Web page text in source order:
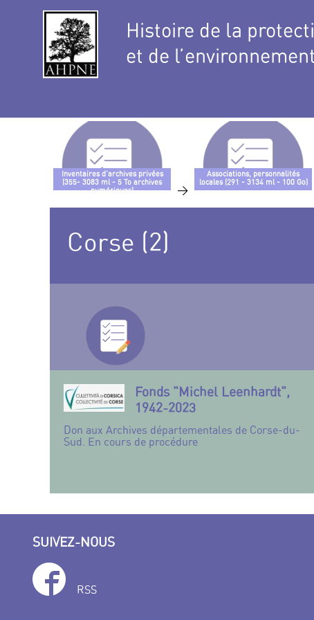
Histoire de la
et de l’environnement
Inventaires d’archives privées
(355- 3083 ml - 5 To archives
numériques)
>
Associations, personnalités
locales (291 - 3134 ml - 100 Go)
Corse (2)
Fonds "Michel Leenhardt",
1942-2023
Don aux Archives départementales de Corse-du-
Sud. En cours de procédure
SUIVEZ-NOUS
RSS